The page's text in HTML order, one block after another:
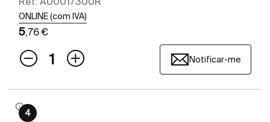
ONLINE (com IVA)
5,76 €
Notificar-me
4